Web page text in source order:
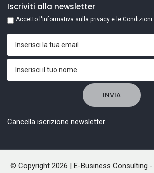
Iscriviti alla newsletter
Accetto l'Informativa sulla privacy e le Condizioni
Cancella iscrizione newsletter
© Copyright 2026 | E-Business Consulting